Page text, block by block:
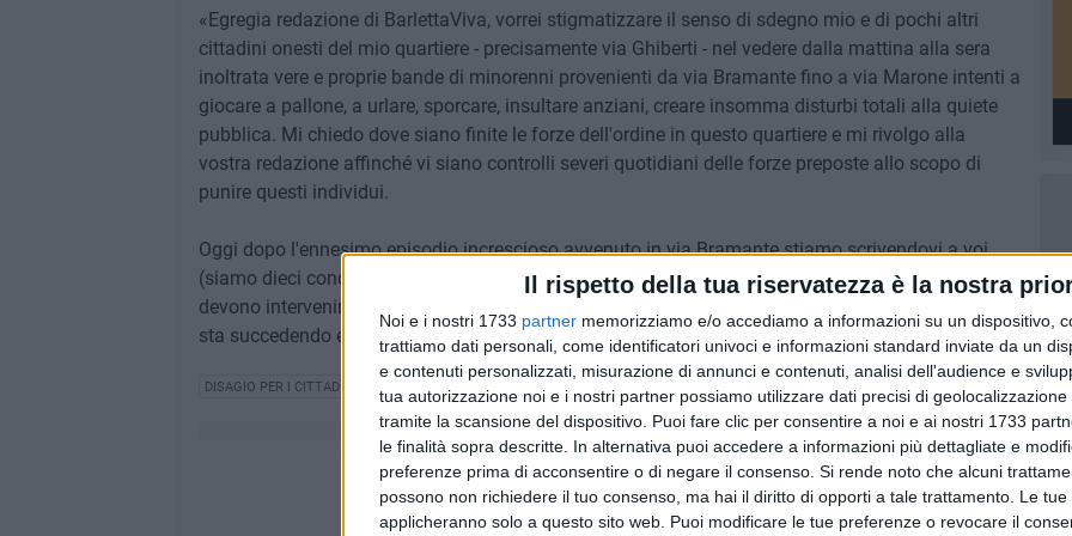
Il rispetto della tua riservatezza è la nostra
Noi e i nostri 1733 partner memorizziamo e/o accediamo a informazioni su un dispositivo,
trattiamo dati personali, come identificatori univoci e informazioni standard inviate da un
e contenuti personalizzati, misurazione di annunci e contenuti, analisi dell'audience e
tua autorizzazione noi e i nostri partner possiamo utilizzare dati precisi di
tramite la scansione del dispositivo. Puoi fare clic per consentire a noi e ai nostri 1733
le finalità sopra descritte. In alternativa puoi accedere a informazioni più dettagliate e
preferenze prima di acconsentire o di negare il consenso. Si rende noto che alcuni
possono non richiedere il tuo consenso, ma hai il diritto di opporti a tale trattamento. Le
applicheranno solo a questo sito web. Puoi modificare le tue preferenze o revocare il
«Egregia redazione di BarlettaViva, vorrei stigmatizzare il senso di sdegno mio e di pochi altri
cittadini onesti del mio quartiere - precisamente via Ghiberti - nel vedere dalla mattina alla sera
inoltrata vere e proprie bande di minorenni provenienti da via Bramante fino a via Marone intenti a
giocare a pallone, a urlare, sporcare, insultare anziani, creare insomma disturbi totali alla quiete
pubblica. Mi chiedo dove siano finite le forze dell'ordine in questo quartiere e mi rivolgo alla
vostra redazione affinché vi siano controlli severi quotidiani delle forze preposte allo scopo di
punire questi individui.
Oggi dopo l'ennesimo episodio increscioso avvenuto in via Bramante stiamo scrivendovi a voi
(siamo dieci condomini) per sollecitare ora una pattuglia di controllo. Qui le forze dell'ordine
devono intervenire per mettere un freno a questo caos totale. Segnalate adesso ai vigili quello che
sta succedendo e chiedete di intervenire subito, grazie».
DISAGIO PER I CITTADINI